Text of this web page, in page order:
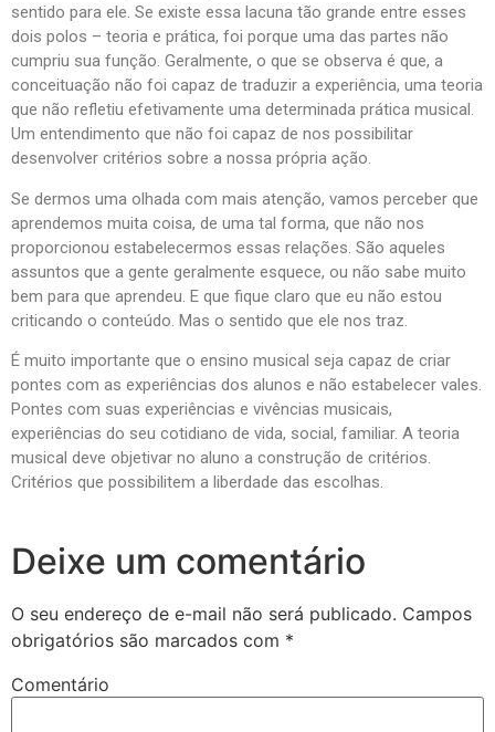
sentido para ele. Se existe essa lacuna tão grande entre esses
dois polos – teoria e prática, foi porque uma das partes não
cumpriu sua função. Geralmente, o que se observa é que, a
conceituação não foi capaz de traduzir a experiência, uma teoria
que não refletiu efetivamente uma determinada prática musical.
Um entendimento que não foi capaz de nos possibilitar
desenvolver critérios sobre a nossa própria ação.
Se dermos uma olhada com mais atenção, vamos perceber que
aprendemos muita coisa, de uma tal forma, que não nos
proporcionou estabelecermos essas relações. São aqueles
assuntos que a gente geralmente esquece, ou não sabe muito
bem para que aprendeu. E que fique claro que eu não estou
criticando o conteúdo. Mas o sentido que ele nos traz.
É muito importante que o ensino musical seja capaz de criar
pontes com as experiências dos alunos e não estabelecer vales.
Pontes com suas experiências e vivências musicais,
experiências do seu cotidiano de vida, social, familiar. A teoria
musical deve objetivar no aluno a construção de critérios.
Critérios que possibilitem a liberdade das escolhas.
Deixe um comentário
O seu endereço de e-mail não será publicado. Campos
obrigatórios são marcados com *
Comentário